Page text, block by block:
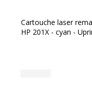
Cartouche laser
HP 201X - cyan -